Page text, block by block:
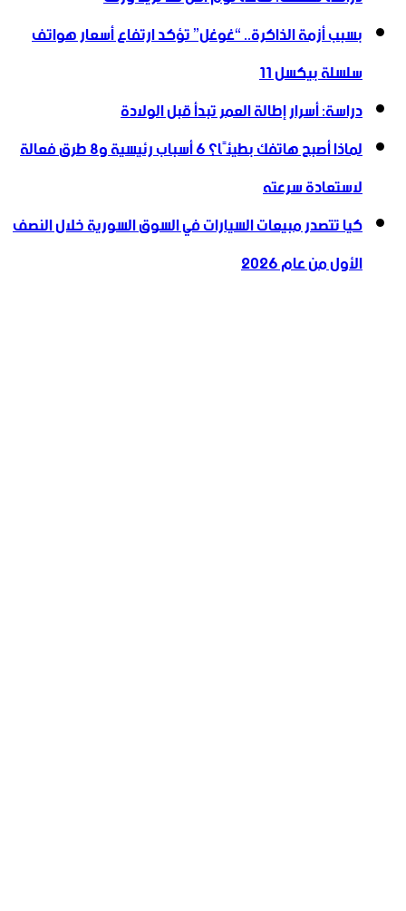
بسبب أزمة الذاكرة.. “غوغل” تؤكد ارتفاع أسعار هواتف
سلسلة بيكسل 11
دراسة: أسرار إطالة العمر تبدأ قبل الولادة
لماذا أصبح هاتفك بطيئًا؟ 6 أسباب رئيسية و8 طرق فعالة
لاستعادة سرعته
كيا تتصدر مبيعات السيارات في السوق السورية خلال النصف
الأول من عام 2026